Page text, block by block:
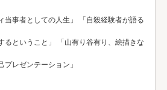
当事者としての人生」 「自殺経験者が語る
るということ」 「山有り谷有り、絵描きな
プレゼンテーション」